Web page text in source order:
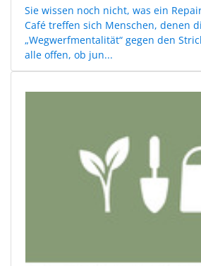
Sie wissen noch nicht, was ein
Café treffen sich Menschen, denen
„Wegwerfmentalität“ gegen den
alle offen, ob jun...